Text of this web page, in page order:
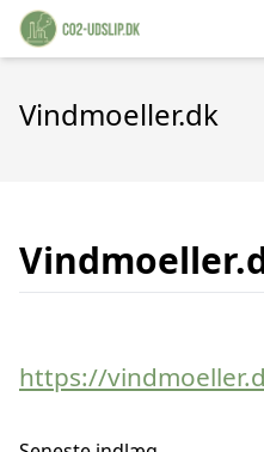
Vindmoeller.dk
https://